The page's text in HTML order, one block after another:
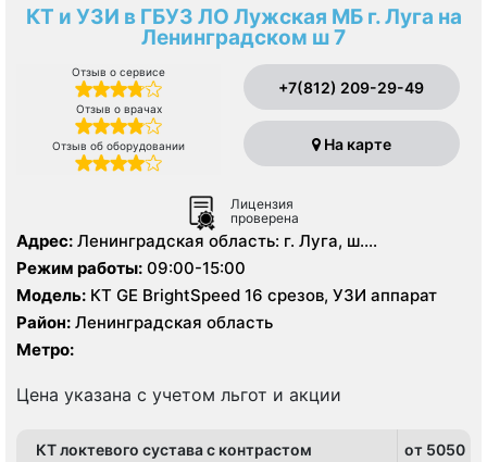
КТ и УЗИ в ГБУЗ ЛО Лужская МБ г. Луга на
Ленинградском ш 7
Отзыв о сервисе
Отзыв о врачах
Отзыв об оборудовании
+7(812) 209-29-49
На карте
Лицензия
проверена
Адрес: Ленинградская область: г. Луга, ш.
Ленинградское д. 7
Режим работы: 09:00-15:00
Модель: КТ GE BrightSpeed 16 срезов, УЗИ аппарат
Район: Ленинградская область
Метро:
Цена указана с учетом льгот и акции
КТ локтевого сустава с контрастом
от 5050